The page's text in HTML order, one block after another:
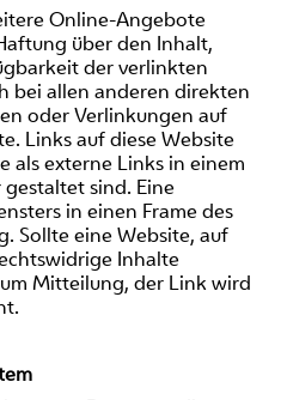
Online-Angebote
über den Inhalt,
der verlinkten
bei allen anderen direkten
oder Verlinkungen auf
Links auf diese Website
als externe Links in einem
sind. Eine
in einen Frame des
Sollte eine Website, auf
Inhalte
Mitteilung, der Link wird